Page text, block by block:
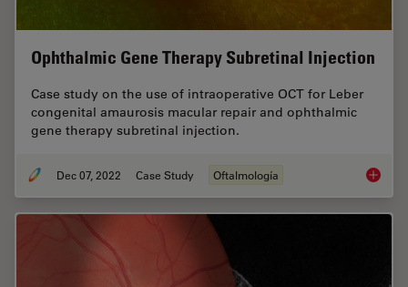
Ophthalmic Gene Therapy Subretinal Injection
Case study on the use of intraoperative OCT for Leber
congenital amaurosis macular repair and ophthalmic
gene therapy subretinal injection.
Dec 07, 2022 Case Study Oftalmología